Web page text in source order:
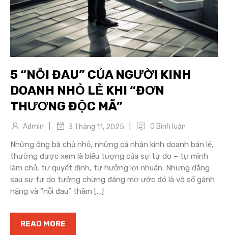
5 “NỖI ĐAU” CỦA NGƯỜI KINH
DOANH NHỎ LẺ KHI “ĐƠN
THƯƠNG ĐỘC MÃ”
Admin 3 Tháng 11, 2025 0 Bình luận
Những ông bà chủ nhỏ, những cá nhân kinh doanh bán lẻ,
thường được xem là biểu tượng của sự tự do – tự mình
làm chủ, tự quyết định, tự hưởng lợi nhuận. Nhưng đằng
sau sự tự do tưởng chừng đáng mơ ước đó là vô số gánh
nặng và “nỗi đau” thầm […]
READ MORE